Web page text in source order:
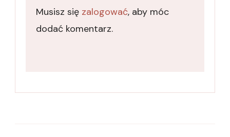
Musisz się zalogować, aby móc
dodać komentarz.